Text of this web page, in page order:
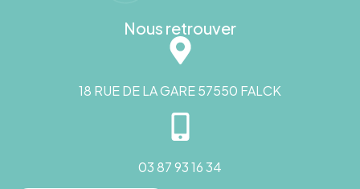
Nous retrouver
18 RUE DE LA GARE 57550 FALCK
03 87 93 16 34